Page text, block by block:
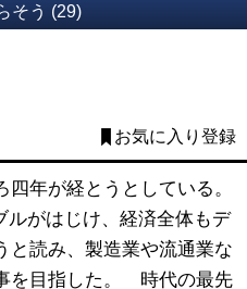
そう (29)
お気に入り登録
年が経とうとしている。
ルがはじけ、経済全体もデ
と読み、製造業や流通業な
を目指した。 時代の最先